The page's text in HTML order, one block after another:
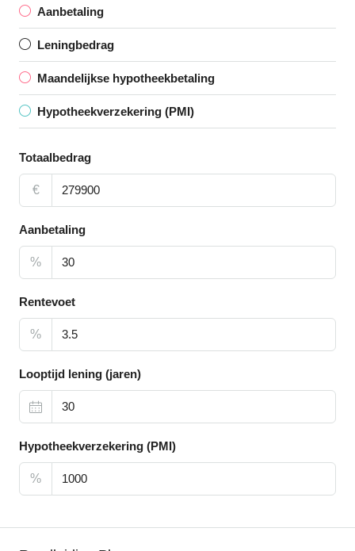
Aanbetaling
Leningbedrag
Maandelijkse hypotheekbetaling
Hypotheekverzekering (PMI)
Totaalbedrag
€
Aanbetaling
%
Rentevoet
%
Looptijd lening (jaren)
Hypotheekverzekering (PMI)
%